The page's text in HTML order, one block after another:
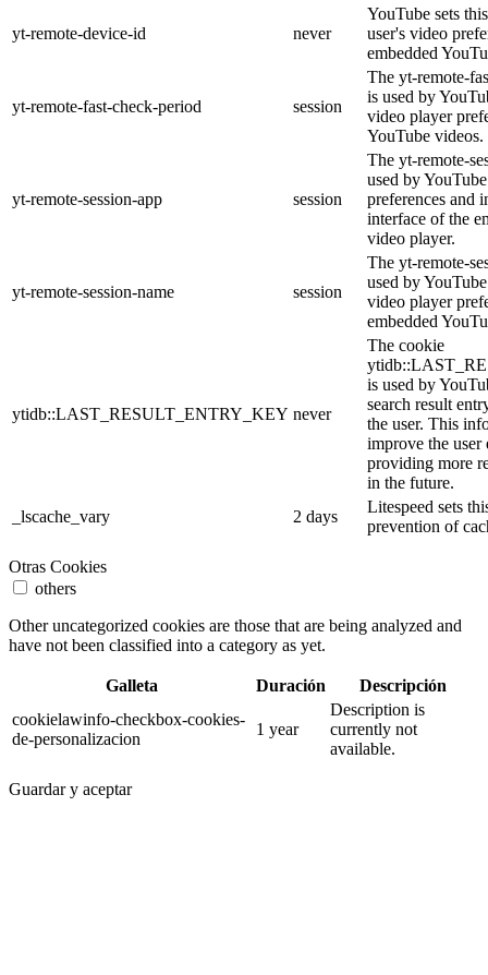
yt-remote-device-id never
YouTube sets
user's video
embedded
yt-remote-fast-check-period session
The yt-remote-
is used by
video player
YouTube videos.
yt-remote-session-app session
The yt-remote-
used by
preferences and
interface of the
video player.
yt-remote-session-name session
The yt-remote-
used by
video player
embedded
ytidb::LAST_RESULT_ENTRY_KEY never
The cookie
is used by
search result
the user. This
improve the user
providing more
in the future.
_lscache_vary
2 days
Litespeed sets
prevention of
Otras Cookies
others
Other uncategorized cookies are those that are being analyzed and
have not been classified into a category as yet.
Galleta Duración
Descripción
cookielawinfo-checkbox-cookies-
de-personalizacion
1 year
Description is
currently not
available.
Guardar y aceptar